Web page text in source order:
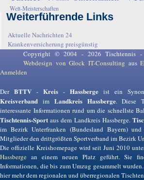
Welt-Meisterschaften
Weiterführende Links
Aktuelle Nachrichten 24
Krankenversicherung preisgünstig
Copyright © 2004 - 2026 Tischtennis -
Webdesign von Glock IT-Consulting aus
Anmelden
Der BTTV - Kreis - Hassberge ist ein
Kreisverband im Landkreis Hassberge. Diese
interessante Informationen rund um die schnellste
Tischtennis-Sport aus dem Landkreis Hassberge.
im Bezirk Unterfranken (Bundesland Bayern)
Mitglieder den drittgrößten Sportverband im Bezirk
Die offizielle Kreishomepage wird seit Juni 2010
Hassberge an einem neuen Platz geführt. Sie
Informationen, die bis zum Umzug gesammelt
hier mehr dem regionalen und überregionalen